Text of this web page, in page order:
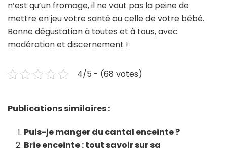
n’est qu’un fromage, il ne vaut pas la peine de
mettre en jeu votre santé ou celle de votre bébé.
Bonne dégustation à toutes et à tous, avec
modération et discernement !
4/5 - (68 votes)
Publications similaires :
Puis-je manger du cantal enceinte ?
Brie enceinte : tout savoir sur sa